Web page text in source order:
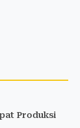
Produksi